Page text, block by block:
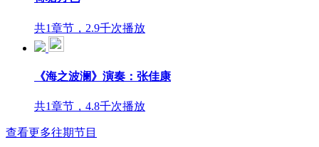
共1章节，2.9千次播放
《海之波澜》演奏：张佳康
共1章节，4.8千次播放
查看更多往期节目